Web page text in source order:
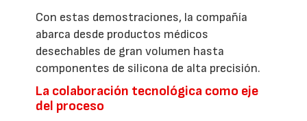
Con estas demostraciones, la compañía
abarca desde productos médicos
desechables de gran volumen hasta
componentes de silicona de alta precisión.
La colaboración tecnológica como eje
del proceso